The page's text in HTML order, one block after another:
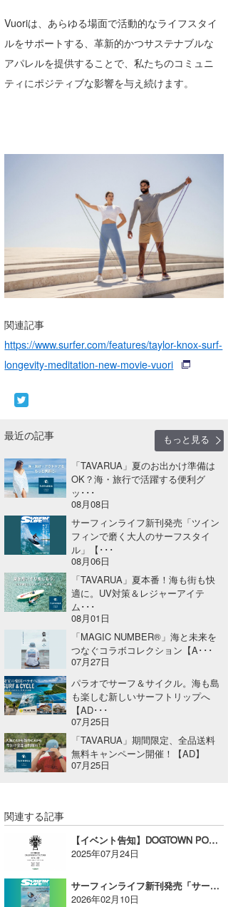
Vuoriは、あらゆる場面で活動的なライフスタイ
ルをサポートする、革新的かつサステナブルな
アパレルを提供することで、私たちのコミュニ
ティにポジティブな影響を与え続けます。
関連記事
https://www.surfer.com/features/taylor-knox-surf-
longevity-meditation-new-movie-vuori
最近の記事
もっと見る
「TAVARUA」夏のお出かけ準備は
OK？海・旅行で活躍する便利グ
ッ･･･
08月08日
サーフィンライフ新刊発売「ツイン
フィンで磨く大人のサーフスタイ
ル」【･･･
08月06日
「TAVARUA」夏本番！海も街も快
適に。UV対策＆レジャーアイテ
ム･･･
08月01日
「MAGIC NUMBER®」海と未来を
つなぐコラボコレクション【A･･･
07月27日
パラオでサーフ＆サイクル。海も島
も楽しむ新しいサーフトリップへ
【AD･･･
07月25日
「TAVARUA」期間限定、全品送料
無料キャンペーン開催！【AD】
07月25日
関連する記事
【イベント告知】DOGTOWN POP-UP EVENT in California General Store【AD】
2025年07月24日
サーフィンライフ新刊発売「サーフィン上達の10箇条」【AD】
2026年02月10日